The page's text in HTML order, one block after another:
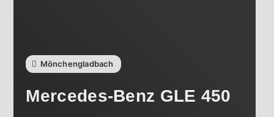
Mönchengladbach
Mercedes-Benz GLE 450